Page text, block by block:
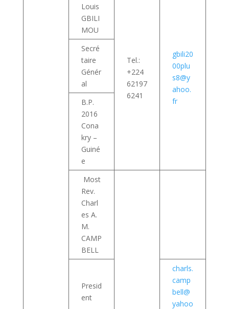
Louis
GBILI
MOU
Tel.:
+224
62197
6241
gbili20
00plu
s8@y
ahoo.
fr
Secré
taire
Génér
al
B.P.
2016
Cona
kry –
Guiné
e
Most
Rev.
Charl
es A.
M.
CAMP
BELL
Presid
ent
charls.
camp
bell@
yahoo